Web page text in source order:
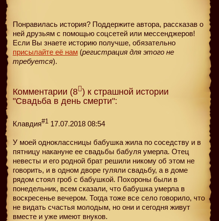
Понравилась история? Поддержите автора, рассказав о
ней друзьям с помощью соцсетей или мессенджеров!
Если Вы знаете историю получше, обязательно
присылайте её нам (регистрация для этого не
требуется).
Комментарии (8 ) к страшной истории
"Свадьба в день смерти":
Клавдия#1 17.07.2018 08:54
У моей одноклассницы бабушка жила по соседству и в
пятницу накануне ее свадьбы бабуля умерла. Отец
невесты и его родной брат решили никому об этом не
говорить, и в одном дворе гуляли свадьбу, а в доме
рядом стоял гроб с бабушкой. Похороны были в
понедельник, всем сказали, что бабушка умерла в
воскресенье вечером. Тогда тоже все село говорило, что
не видать счастья молодым, но они и сегодня живут
вместе и уже имеют внуков.